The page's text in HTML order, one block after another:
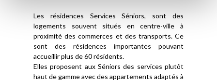
Les résidences Services Séniors, sont des
logements souvent situés en centre-ville à
proximité des commerces et des transports. Ce
sont des résidences importantes pouvant
accueillir plus de 60 résidents.
Elles proposent aux Séniors des services plutôt
haut de gamme avec des appartements adaptés à